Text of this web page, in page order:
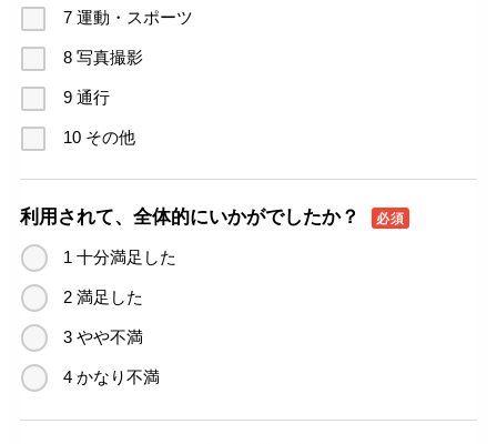
7 運動・スポーツ
8 写真撮影
9 通行
10 その他
利用されて、全体的にいかがでしたか？ 必須
1 十分満足した
2 満足した
3 やや不満
4 かなり不満